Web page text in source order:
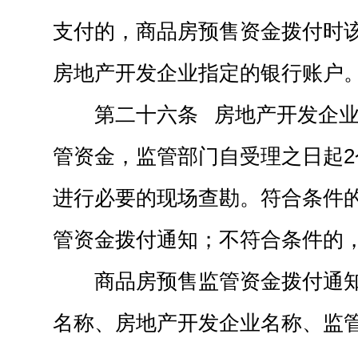
支付的，商品房预售资金拨付时
房地产开发企业指定的银行账户
第二十六条 房地产开发企
管资金，监管部门自受理之日起
进行必要的现场查勘。符合条件
管资金拨付通知；不符合条件的
商品房预售监管资金拨付通
名称、房地产开发企业名称、监